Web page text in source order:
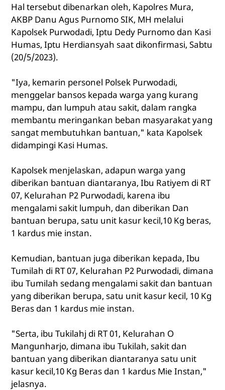
Hal tersebut dibenarkan oleh, Kapolres Mura,
AKBP Danu Agus Purnomo SIK, MH melalui
Kapolsek Purwodadi, Iptu Dedy Purnomo dan Kasi
Humas, Iptu Herdiansyah saat dikonfirmasi, Sabtu
(20/5/2023).
"Iya, kemarin personel Polsek Purwodadi,
menggelar bansos kepada warga yang kurang
mampu, dan lumpuh atau sakit, dalam rangka
membantu meringankan beban masyarakat yang
sangat membutuhkan bantuan," kata Kapolsek
didampingi Kasi Humas.
Kapolsek menjelaskan, adapun warga yang
diberikan bantuan diantaranya, Ibu Ratiyem di RT
07, Kelurahan P2 Purwodadi, karena ibu
mengalami sakit lumpuh, dan diberikan Dan
bantuan berupa, satu unit kasur kecil,10 Kg beras,
1 kardus mie instan.
Kemudian, bantuan juga diberikan kepada, Ibu
Tumilah di RT 07, Kelurahan P2 Purwodadi, dimana
ibu Tumilah sedang mengalami sakit dan bantuan
yang diberikan berupa, satu unit kasur kecil, 10 Kg
Beras dan 1 kardus mie instan.
"Serta, ibu Tukilahj di RT 01, Kelurahan O
Mangunharjo, dimana ibu Tukilah, sakit dan
bantuan yang diberikan diantaranya satu unit
kasur kecil,10 Kg Beras dan 1 kardus Mie Instan,"
jelasnya.